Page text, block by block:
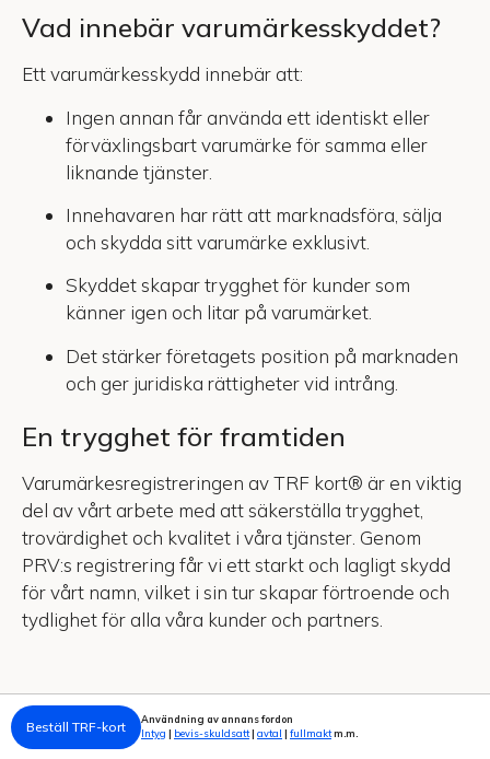
Vad innebär varumärkesskyddet?
Ett varumärkesskydd innebär att:
Ingen annan får använda ett identiskt eller
förväxlingsbart varumärke för samma eller
liknande tjänster.
Innehavaren har rätt att marknadsföra, sälja
och skydda sitt varumärke exklusivt.
Skyddet skapar trygghet för kunder som
känner igen och litar på varumärket.
Det stärker företagets position på marknaden
och ger juridiska rättigheter vid intrång.
En trygghet för framtiden
Varumärkesregistreringen av TRF kort® är en viktig
del av vårt arbete med att säkerställa trygghet,
trovärdighet och kvalitet i våra tjänster. Genom
PRV:s registrering får vi ett starkt och lagligt skydd
för vårt namn, vilket i sin tur skapar förtroende och
tydlighet för alla våra kunder och partners.
Beställ TRF-kort
Användning av annans fordon
Intyg
bevis-skuldsatt avtal fullmaktm.m.